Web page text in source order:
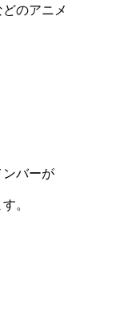
のアニメ
ンバーが
。